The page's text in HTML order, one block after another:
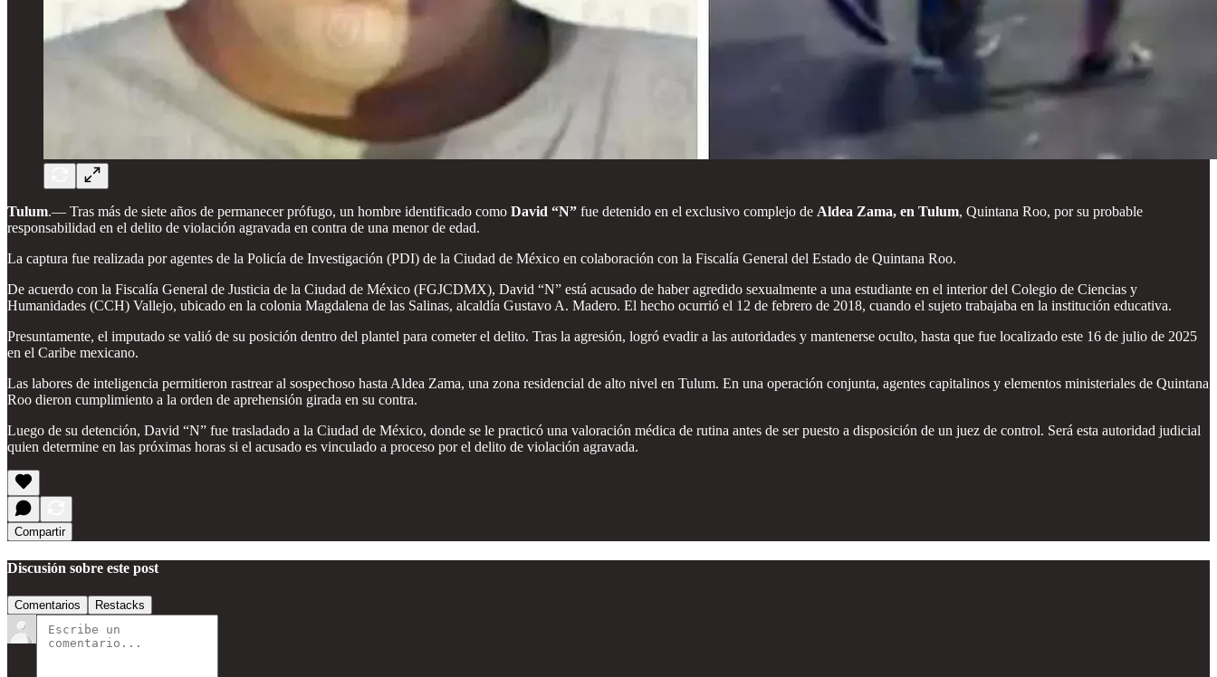
Tulum.— Tras más de siete años de permanecer prófugo, un hombre identificado como David “N” fue detenido en el exclusivo complejo de Aldea Zama, en Tulum, Quintana Roo, por su probable
responsabilidad en el delito de violación agravada en contra de una menor de edad.
La captura fue realizada por agentes de la Policía de Investigación (PDI) de la Ciudad de México en colaboración con la Fiscalía General del Estado de Quintana Roo.
De acuerdo con la Fiscalía General de Justicia de la Ciudad de México (FGJCDMX), David “N” está acusado de haber agredido sexualmente a una estudiante en el interior del Colegio de Ciencias y
Humanidades (CCH) Vallejo, ubicado en la colonia Magdalena de las Salinas, alcaldía Gustavo A. Madero. El hecho ocurrió el 12 de febrero de 2018, cuando el sujeto trabajaba en la institución educativa.
Presuntamente, el imputado se valió de su posición dentro del plantel para cometer el delito. Tras la agresión, logró evadir a las autoridades y mantenerse oculto, hasta que fue localizado este 16 de julio de 2025
en el Caribe mexicano.
Las labores de inteligencia permitieron rastrear al sospechoso hasta Aldea Zama, una zona residencial de alto nivel en Tulum. En una operación conjunta, agentes capitalinos y elementos ministeriales de Quintana
Roo dieron cumplimiento a la orden de aprehensión girada en su contra.
Luego de su detención, David “N” fue trasladado a la Ciudad de México, donde se le practicó una valoración médica de rutina antes de ser puesto a disposición de un juez de control. Será esta autoridad judicial
quien determine en las próximas horas si el acusado es vinculado a proceso por el delito de violación agravada.
Compartir
Discusión sobre este post
Comentarios Restacks